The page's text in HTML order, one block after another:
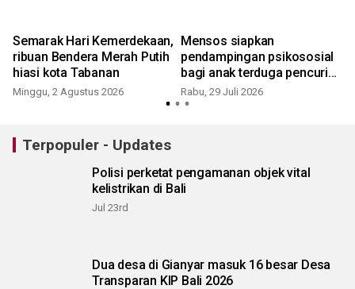
Semarak Hari Kemerdekaan,
ribuan Bendera Merah Putih
hiasi kota Tabanan
Minggu, 2 Agustus 2026
Mensos siapkan
pendampingan psikososial
bagi anak terduga pencuri
ayam
Rabu, 29 Juli 2026
Terpopuler - Updates
Polisi perketat pengamanan objek vital
kelistrikan di Bali
Jul 23rd
Dua desa di Gianyar masuk 16 besar Desa
Transparan KIP Bali 2026